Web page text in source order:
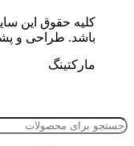
کلیه حقوق این
باشد. طراحی و
مارکتینگ